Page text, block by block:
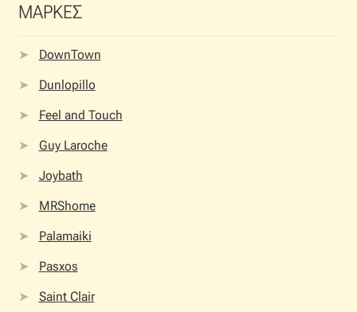
ΜΑΡΚΕΣ
DownTown
Dunlopillo
Feel and Touch
Guy Laroche
Joybath
MRShome
Palamaiki
Pasxos
Saint Clair